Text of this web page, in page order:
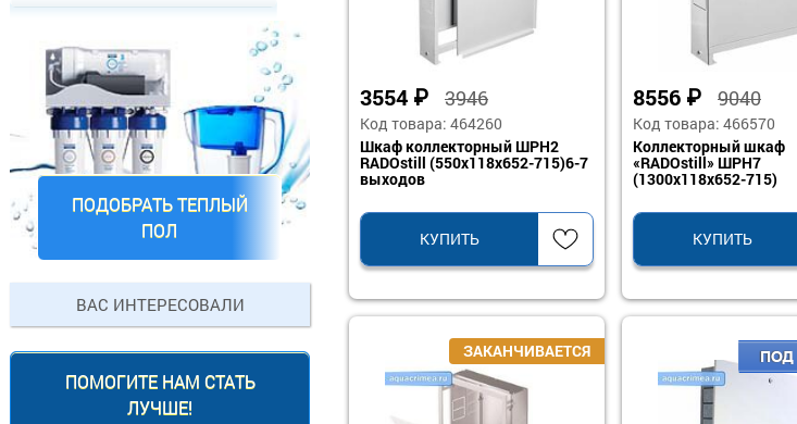
3554 ₽ 3946
Код товара: 464260
Шкаф коллекторный ШРН2
RADOstill (550x118x652-715)6-7
выходов
КУПИТЬ
8556 ₽ 9040
Код товара: 466570
Коллекторный шкаф
«RADOstill» ШРН7
(1300x118x652-715)
КУПИТЬ
ПОДОБРАТЬ ТЕПЛЫЙ
ПОЛ
ВАС ИНТЕРЕСОВАЛИ
ПОМОГИТЕ НАМ СТАТЬ
ЛУЧШЕ!